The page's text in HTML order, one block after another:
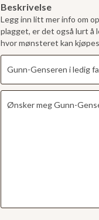
Beskrivelse
Legg inn litt mer info om
plagget, er det også lurt å
hvor mønsteret kan